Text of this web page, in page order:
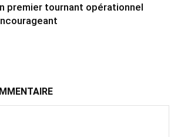
premier tournant opérationnel